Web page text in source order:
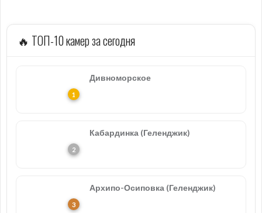
🔥 ТОП-10 камер за сегодня
Дивноморское
Кабардинка (Геленджик)
Архипо-Осиповка (Геленджик)